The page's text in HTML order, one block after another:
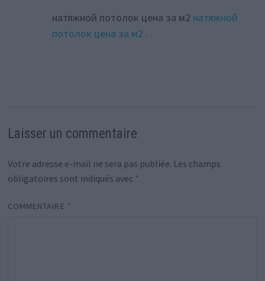
натяжной потолок цена за м2 натяжной
потолок цена за м2 .
Laisser un commentaire
Votre adresse e-mail ne sera pas publiée. Les champs
obligatoires sont indiqués avec *
COMMENTAIRE *